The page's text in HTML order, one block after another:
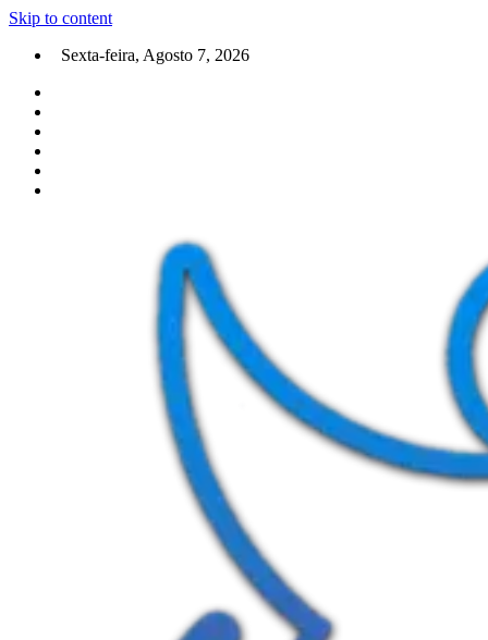
Skip to content
Sexta-feira, Agosto 7, 2026